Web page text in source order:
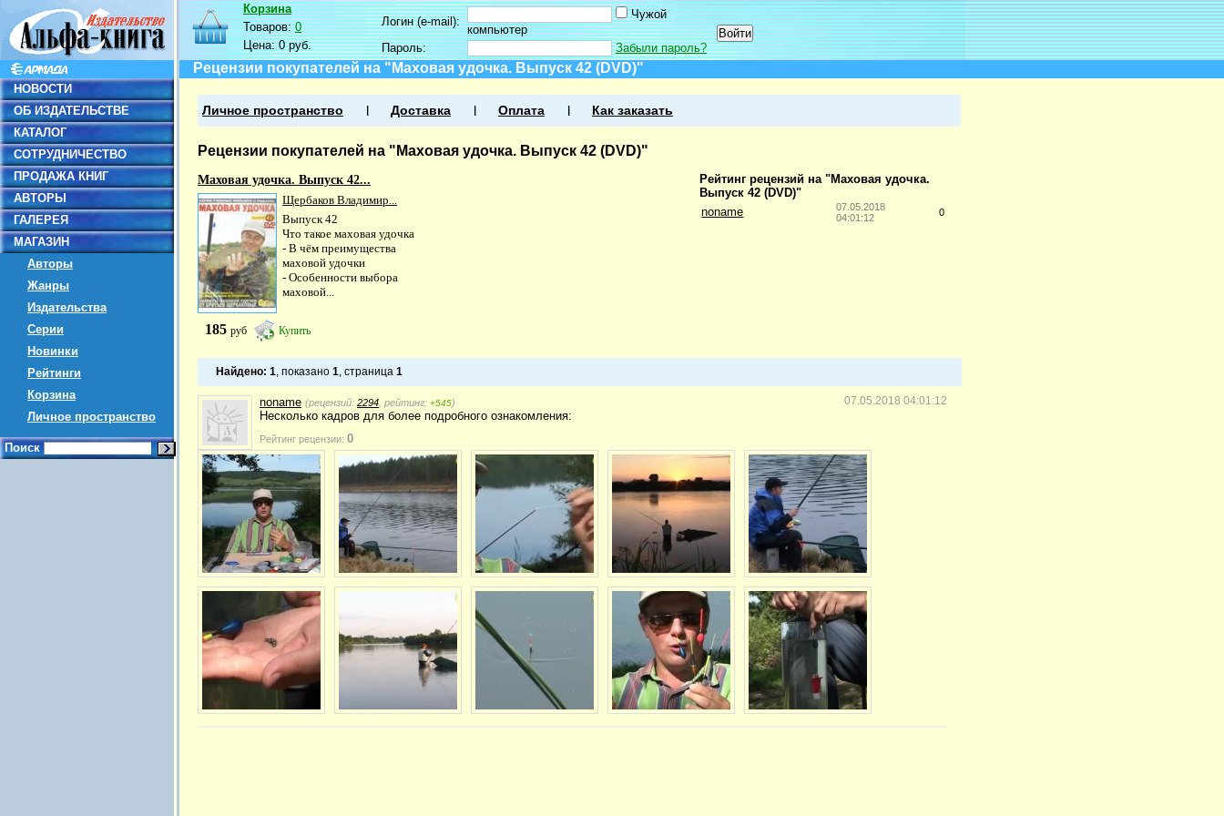
НОВОСТИ
ОБ ИЗДАТЕЛЬСТВЕ
КАТАЛОГ
СОТРУДНИЧЕСТВО
ПРОДАЖА КНИГ
АВТОРЫ
ГАЛЕРЕЯ
МАГАЗИН
Авторы
Жанры
Издательства
Серии
Новинки
Рейтинги
Корзина
Личное пространство
Поиск
Корзина
Товаров:0
Цена:0 руб.
Логин (e-mail):
Чужой
компьютер
Пароль:
Забыли пароль?
Рецензии покупателей на "Маховая удочка. Выпуск 42 (DVD)"
Личное пространство Доставка Оплата Как заказать
Рецензии покупателей на "Маховая удочка. Выпуск 42 (DVD)"
Рейтинг рецензий на "Маховая удочка.
Выпуск 42 (DVD)"
noname
07.05.2018
04:01:12
0
Маховая удочка. Выпуск 42...
Щербаков Владимир...
Выпуск 42
Что такое маховая удочка
- В чём преимущества
маховой удочки
- Особенности выбора
маховой...
185 руб Купить
Найдено: 1, показано 1, страница 1
07.05.2018 04:01:12
noname (рецензий: 2294 , рейтинг: +545)
Несколько кадров для более подробного ознакомления:
Рейтинг рецензии: 0